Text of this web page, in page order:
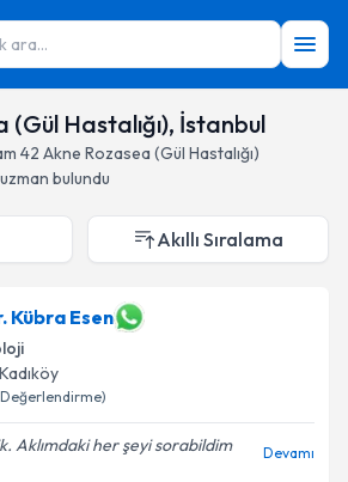
ara...
(Gül Hastalığı), İstanbul
42 Akne Rozasea (Gül Hastalığı)
bulundu
Akıllı Sıralama
Kübra Esen
Değerlendirme)
Aklımdaki her şeyi sorabildim
Devamı